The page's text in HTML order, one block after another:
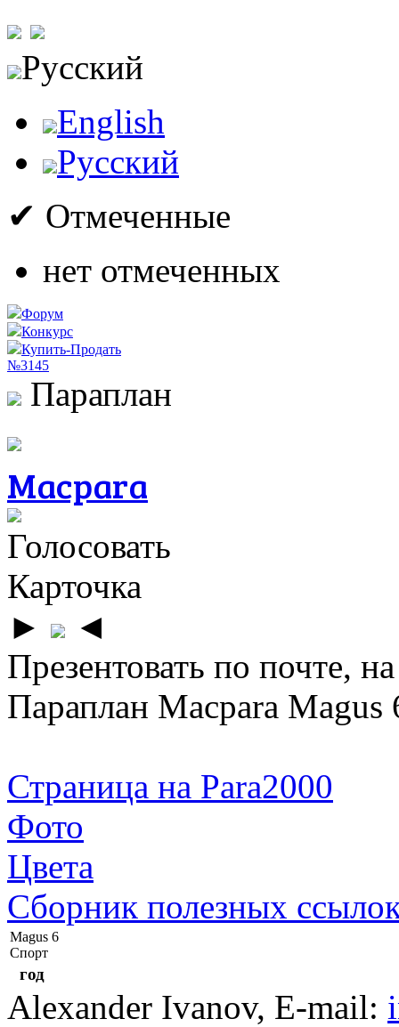
Русский
English
Русский
✔ Отмеченные
нет отмеченных
Форум
Конкурс
Купить-Продать
№3145
Параплан
Macpara
Голосовать
Карточка
►
◄
Презентовать по почте,
Параплан Macpara
Страница на Para2000
Фото
Цвета
Сборник полезных
Magus 6
Спорт
год
Alexander Ivanov, E-mail: